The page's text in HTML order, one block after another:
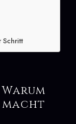
Schritt
macht